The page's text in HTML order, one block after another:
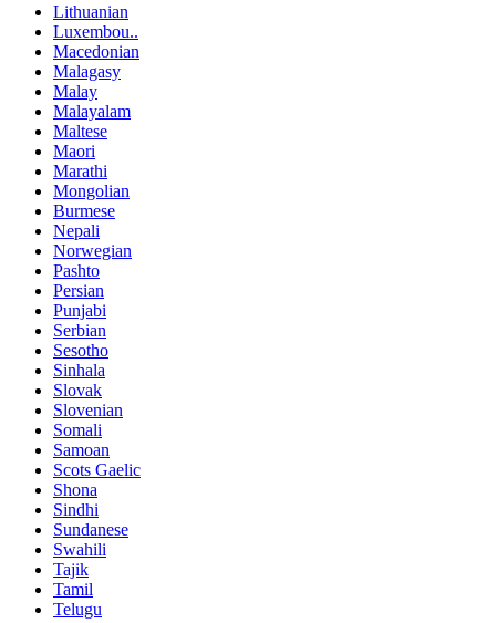
Lithuanian
Luxembou..
Macedonian
Malagasy
Malay
Malayalam
Maltese
Maori
Marathi
Mongolian
Burmese
Nepali
Norwegian
Pashto
Persian
Punjabi
Serbian
Sesotho
Sinhala
Slovak
Slovenian
Somali
Samoan
Scots Gaelic
Shona
Sindhi
Sundanese
Swahili
Tajik
Tamil
Telugu